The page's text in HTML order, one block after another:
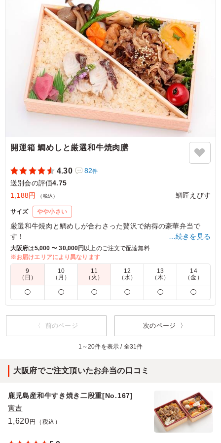
ご利用シーン：懇親会›送別会
兵庫県神戸市中央区脇浜海岸通2020/03/28
開運箱 鯛めしと厳選和牛焼肉膳
4.30 82件
送別会の評価4.75
1,188円
（税込） 鯛匠えびす
サイズ やや小さい
厳選和牛焼肉と鯛めしが合わさった贅沢で納得の豪華弁当で
す！
4.5
冷めても美味しく頂けました。鯛めしとお肉料理の両方を
食べることができ、ボリュームも丁度よかったです。老若
男女に受けがよかったです。また、お茶も付いてコスパが
良かったです。
ご利用シーン： 懇親会
…続きを見る
大阪府は5,000 〜 30,000円以上のご注文で配達無料
※お届けエリアにより異なります
9
（日）
10
（月）
11
（火）
12
（水）
13
（木）
14
（金）
◯ ◯ ◯ ◯ ◯ ◯
〈 前のページ 次のページ 〉
1～20件を表示 / 全31件
大阪府でご注文頂いたお弁当の口コミ
鹿児島産和牛すき焼き二段重[No.167]
寅吉
1,620円（税込）